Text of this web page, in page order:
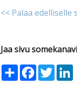
<< Palaa edelliselle
Jaa sivu
ShareFacebook
Twitter